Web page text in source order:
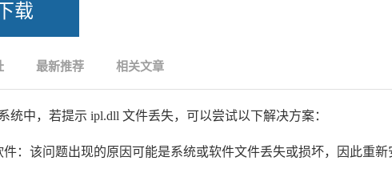
载
最新推荐 相关文章
统中，若提示 ipl.dll 文件丢失，可以尝试以下解决方案：
件：该问题出现的原因可能是系统或软件文件丢失或损坏，因此重